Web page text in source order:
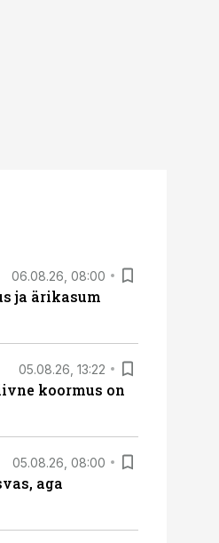
06.08.26, 08:00
ja ärikasum
05.08.26, 13:22
koormus on
05.08.26, 08:00
aga